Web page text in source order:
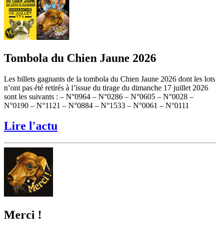
Tombola du Chien Jaune 2026
Les billets gagnants de la tombola du Chien Jaune 2026 dont les lots
n’ont pas été retirés à l’issue du tirage du dimanche 17 juillet 2026
sont les suivants : – N°0964 – N°0286 – N°0605 – N°0028 –
N°0190 – N°1121 – N°0884 – N°1533 – N°0061 – N°0111
Lire l'actu
Merci !